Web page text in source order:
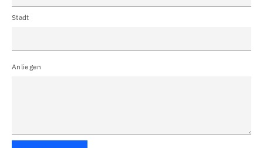
Stadt
Anliegen